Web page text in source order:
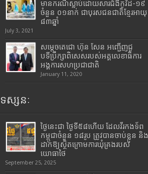
មានករណីស្លាប់ដោយសារជំងឺកូវីដ-១៩
ចំនួន ០១នាក់ ជាបុរសជនជាតិខ្មែរអាយុ
៨៣ឆ្នាំ
July 3, 2021
សម្តេចតេជោ ហ៊ុន សែន អញ្ជើញជួ
បទីប្រឹក្សាពិសេសរបស់អគ្គលេខាធិការ
អង្គការសហប្រជាជាតិ
January 11, 2020
ទស្សនៈ
ថ្ងៃនេះជា ថ្ងៃទី៥៨ហើយ ដែលវីរកងទ័ព
កម្ពុជាចំនួន ១៨រូប ត្រូវបានចាប់ខ្លួន និង
ដាក់ឱ្យស្ថិតក្រោមការឃុំគ្រងរបស់
យោធាថៃ
September 25, 2025